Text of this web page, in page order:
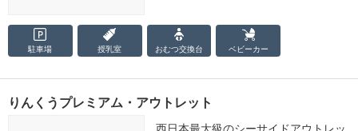
駐車場 授乳室 おむつ交換台 ベビーカー
りんくうプレミアム・アウトレット